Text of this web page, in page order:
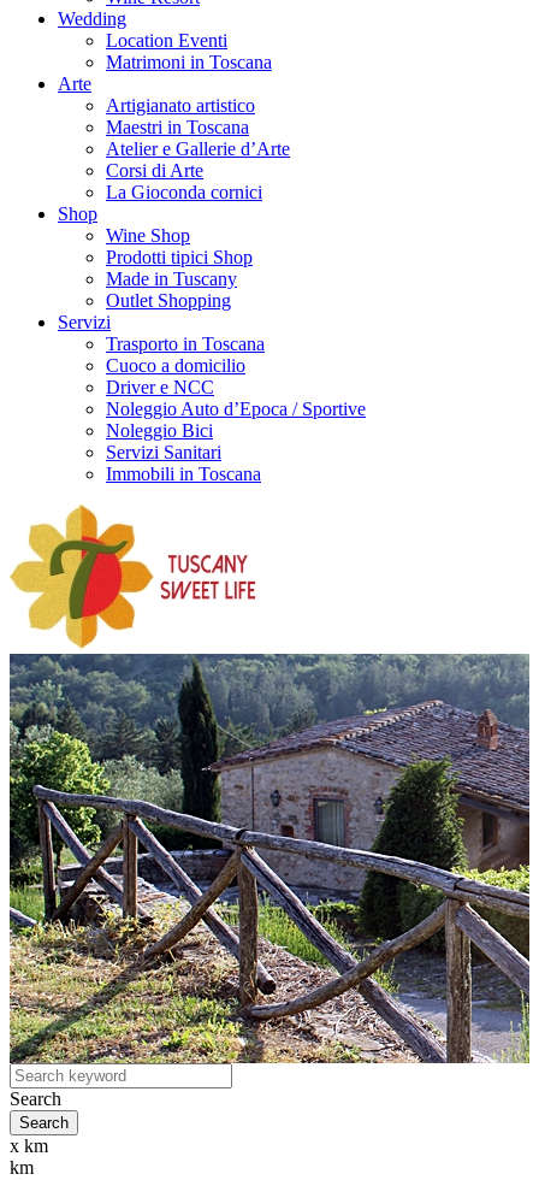
Wedding
Location Eventi
Matrimoni in Toscana
Arte
Artigianato artistico
Maestri in Toscana
Atelier e Gallerie d’Arte
Corsi di Arte
La Gioconda cornici
Shop
Wine Shop
Prodotti tipici Shop
Made in Tuscany
Outlet Shopping
Servizi
Trasporto in Toscana
Cuoco a domicilio
Driver e NCC
Noleggio Auto d’Epoca / Sportive
Noleggio Bici
Servizi Sanitari
Immobili in Toscana
Search
x km
km